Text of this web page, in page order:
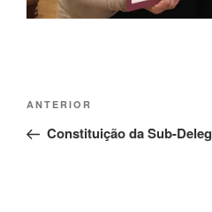
ANTERIOR
Constituição da Sub-